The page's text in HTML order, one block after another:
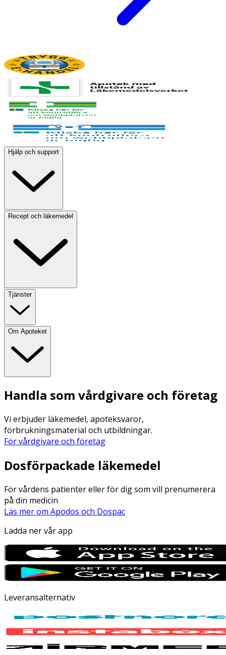
Hjälp och support
Recept och läkemedel
Tjänster
Om Apoteket
Handla som vårdgivare och företag
Vi erbjuder läkemedel, apoteksvaror,
förbrukningsmaterial och utbildningar.
För vårdgivare och företag
Dosförpackade läkemedel
För vårdens patienter eller för dig som vill prenumerera
på din medicin
Läs mer om Apodos och Dospac
Ladda ner vår app
Leveransalternativ